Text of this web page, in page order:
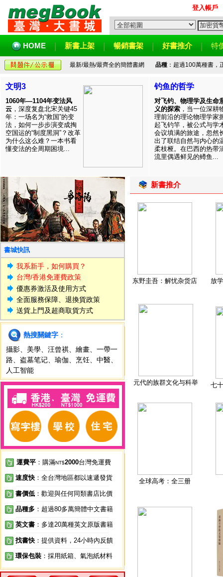
登入帳戶
HOME 新書上架 暢銷書架 好書推介 特
最新/最熱/最齊全的簡體書網 品種：超過100萬種書，
文明3
1060年—1104年变法风
云 ，深度复盘北宋关键45
年：一场名为“救国”的变
法，如何一步步演变成掏
空国运的“制度黑洞”？改革
为什么这么难？一本书看
懂变法的全周期困境...
钓鱼的哲学
对飞钓、物理学及生命
义的探索 ，当一位深耕
理前沿的理论物理学家
起飞钓竿，被公式与学
会议填满的旅途，忽然
出了联结自然与内心的
柔枝桠。在巴西的热带
流里偶遇鲜见的鳟鱼...
書城快訊
我系新手，如何購買？
台灣/香港免運費政策
優惠券激活及使用方式
全面服務保障、退換貨政策
送貨上門及超商取貨方式
熱搜關鍵字 ：
攝影
美學 汪曾祺 繪畫
一帶一
路
盗墓笔记 瑜伽 烹饪 中醫
人工智能
運費平 ：購滿NT$2000台灣免運費
速度快 ：全台灣地區都以速遞發貨
書價低 ：歡迎與任何同類書店比價
品種多 ：超過80多萬簡體中文書籍
英文書 ：多達20萬種英文原版書籍
找書快 ：提供資料，24小時內反饋
環保包裝 ：採用紙箱、氣泡紙材料
新書推介
东野圭吾：解忧杂货店 放
元代的族群文化与科举 七
全球高考：全三册